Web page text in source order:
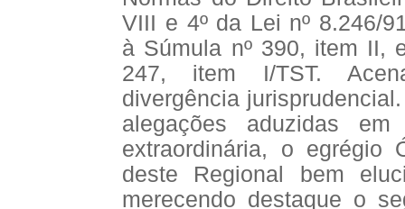
VIII e 4º da Lei nº 8.246/
à Súmula nº 390, item II,
247, item I/TST.
divergência
alegações aduzidas em
extraordinária, o egrégio
deste Regional bem
merecendo destaque o